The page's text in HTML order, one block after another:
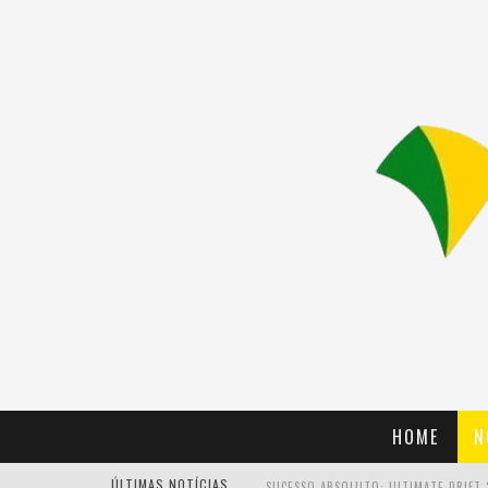
HOME
ÚLTIMAS NOTÍCIAS